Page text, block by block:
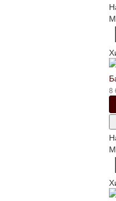
8